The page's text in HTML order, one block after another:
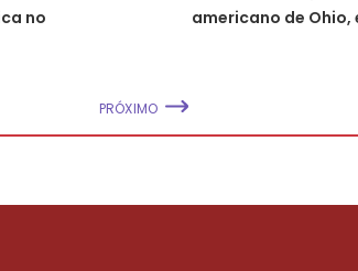
no
americano de
PRÓXIMO